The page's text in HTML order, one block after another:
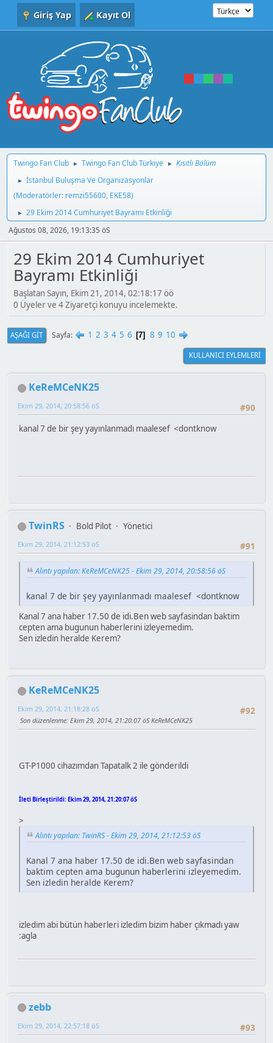
Giriş Yap Kayıt Ol
Twingo Fan Club ► Twingo Fan Club Türkiye ► Kısıtlı Bölüm
►
İstanbul Buluşma Ve Organizasyonlar
(Moderatörler: remzi55600, EKE58)
►
29 Ekim 2014 Cumhuriyet Bayramı Etkinliği
Ağustos 08, 2026, 19:13:35 öS
29 Ekim 2014 Cumhuriyet
Bayramı Etkinliği
Başlatan Sayın, Ekim 21, 2014, 02:18:17 öö
0 Üyeler ve 4 Ziyaretçi konuyu incelemekte.
AŞAĞI GIT Sayfa 1 2 3 4 5 6 7 8 9 10
KULLANICI EYLEMLERI
KeReMCeNK25
#90
Ekim 29, 2014, 20:58:56 öS
kanal 7 de bir şey yayınlanmadı maalesef <dontknow
TwinRS Bold Pilot
Yönetici
#91
Ekim 29, 2014, 21:12:53 öS
Alıntı yapılan: KeReMCeNK25 - Ekim 29, 2014, 20:58:56 öS
kanal 7 de bir şey yayınlanmadı maalesef <dontknow
Kanal 7 ana haber 17.50 de idi.Ben web sayfasindan baktim
cepten ama bugunun haberlerini izleyemedim.
Sen izledin heralde Kerem?
KeReMCeNK25
#92
Ekim 29, 2014, 21:18:28 öS
Son düzenlenme: Ekim 29, 2014, 21:20:07 öS KeReMCeNK25
GT-P1000 cihazımdan Tapatalk 2 ile gönderildi
İleti Birleştirildi: Ekim 29, 2014, 21:20:07 öS
>
Alıntı yapılan: TwinRS - Ekim 29, 2014, 21:12:53 öS
Kanal 7 ana haber 17.50 de idi.Ben web sayfasindan
baktim cepten ama bugunun haberlerini izleyemedim.
Sen izledin heralde Kerem?
izledim abi bütün haberleri izledim bizim haber çıkmadı yaw
:agla
zebb
#93
Ekim 29, 2014, 22:57:18 öS